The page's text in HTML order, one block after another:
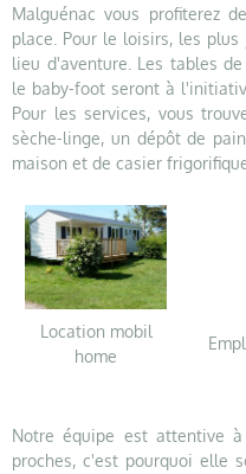
Malguénac vous profiterez
place. Pour le loisirs, les
lieu d'aventure. Les tables
le baby-foot seront à
Pour les services, vous
sèche-linge, un dépôt de
maison et de casier
Location mobil
home
Notre équipe est attentive
proches, c'est pourquoi elle